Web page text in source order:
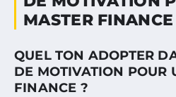
MASTER FINANCE
QUEL TON ADOPTER
DE MOTIVATION POUR
FINANCE ?